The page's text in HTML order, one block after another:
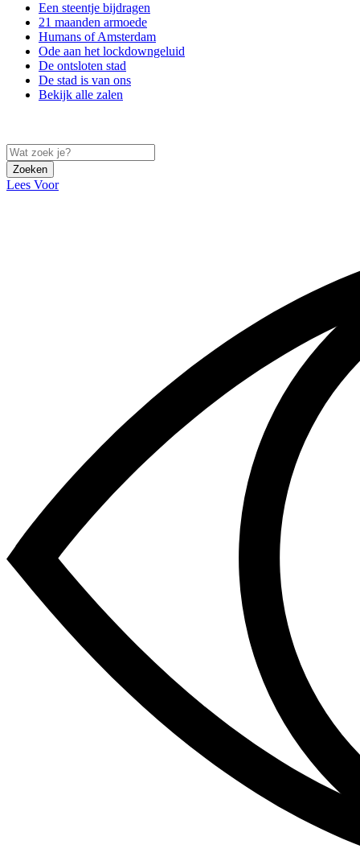
Een steentje bijdragen
21 maanden armoede
Humans of Amsterdam
Ode aan het lockdowngeluid
De ontsloten stad
De stad is van ons
Bekijk alle zalen
Zoeken
Lees Voor